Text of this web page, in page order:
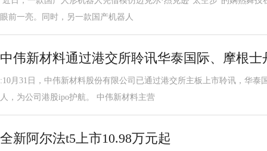
眼前一亮。同时，另一款国产机器人
中伟新材料通过港交所聆讯华泰国际、摩根士
:10月31日，中伟新材料股份有限公司已通过港交所主板上市聆讯，华泰
人，为公司港股ipo护航。 中伟新材料主营
全新阿尔法t5上市10.98万元起